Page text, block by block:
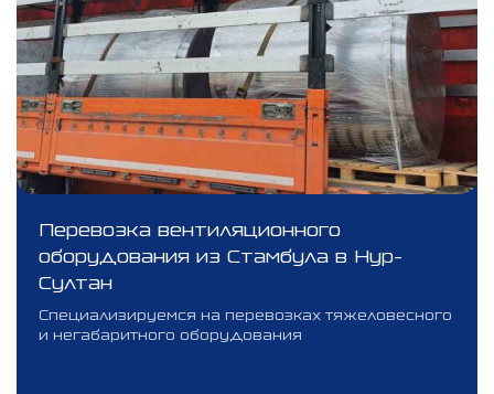
Перевозка вентиляционного
оборудования из Стамбула в Нур-
Султан
Специализируемся на перевозках тяжеловесного
и негабаритного оборудования